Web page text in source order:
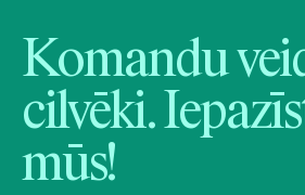
Komandu
cilvēki.
mūs!